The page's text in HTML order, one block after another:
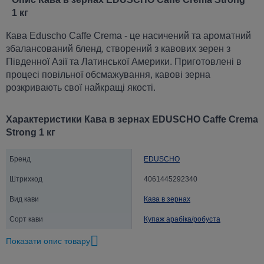
1 кг
Кава Eduscho Caffe Crema - це насичений та ароматний
збалансований бленд, створений з кавових зерен з
Південної Азії та Латинської Америки. Приготовлені в
процесі повільної обсмажування, кавові зерна
розкривають свої найкращі якості.
Характеристики Кава в зернах EDUSCHO Caffe Crema
Strong 1 кг
Бренд EDUSCHO
Штрихкод 4061445292340
Вид кави Кава в зернах
Сорт кави Купаж арабіка/робуста
Ступінь обсмажування
Показати опис товару